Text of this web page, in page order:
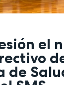
el
de